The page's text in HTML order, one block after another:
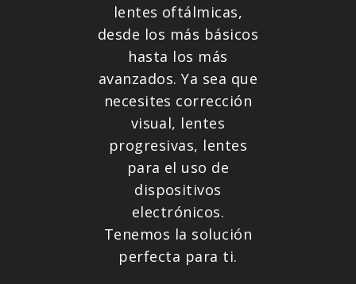
lentes oftálmicas,
desde los más básicos
hasta los más
avanzados. Ya sea que
necesites corrección
visual, lentes
progresivas, lentes
para el uso de
dispositivos
electrónicos.
Tenemos la solución
perfecta para ti.